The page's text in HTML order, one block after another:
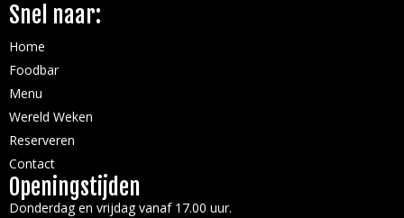
Snel naar:
Home
Foodbar
Menu
Wereld Weken
Reserveren
Contact
Openingstijden
Donderdag en vrijdag vanaf 17.00 uur.